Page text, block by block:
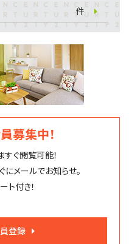
件
募集中！
すぐ閲覧可能！
にメールでお知らせ。
ト付き！
登録